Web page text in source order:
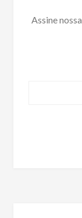
Assine